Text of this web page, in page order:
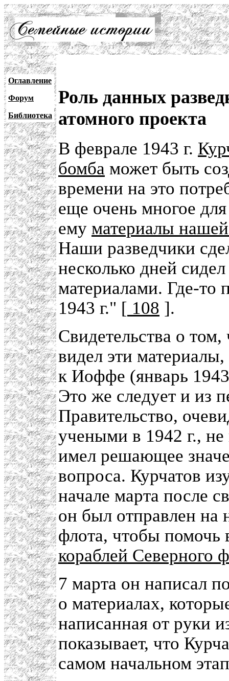
Оглавление
Форум
Библиотека
Роль данных
атомного проекта
В феврале 1943 г.
бомба может быть
времени на это
еще очень многое
ему материалы
Наши разведчики
несколько дней
материалами. Где-то
1943 г." [ 108 ].
Свидетельства о
видел эти
к Иоффе (январь
Это же следует и из
Правительство,
учеными в 1942 г.,
имел решающее
вопроса. Курчатов
начале марта после
он был отправлен на
флота, чтобы помочь
кораблей Северного
7 марта он написал
о материалах,
написанная от руки
показывает, что
самом начальном